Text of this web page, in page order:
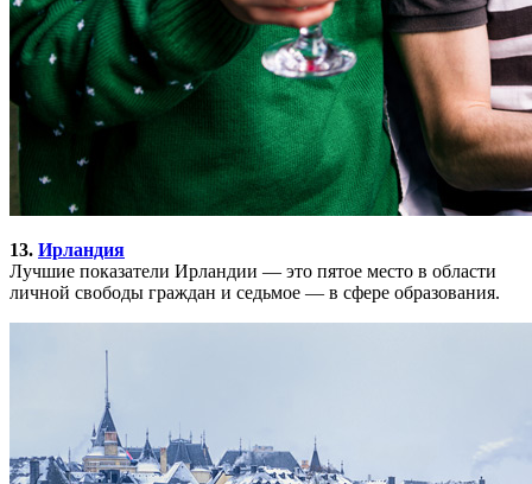
13. Ирландия
Лучшие показатели Ирландии — это пятое место в области
личной свободы граждан и седьмое — в сфере образования.